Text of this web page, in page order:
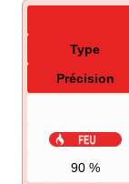
Type
Précision
90 %